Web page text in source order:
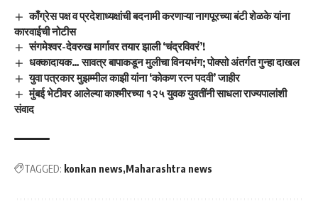
काँग्रेस पक्ष व प्रदेशाध्यक्षांची बदनामी करणाऱ्या नागपूरच्या बंटी शेळके यांना
कारवाईची नोटीस
संगमेश्वर-देवरुख मार्गावर तयार झाली ‘चंद्रविवरं’!
धक्कादायक… सावत्र बापाकडून मुलीचा विनयभंग; पोक्सो अंतर्गत गुन्हा दाखल
युवा पत्रकार मुझम्मील काझी यांना ‘कोकण रत्न पदवी’ जाहीर
मुंबई भेटीवर आलेल्या काश्मीरच्या १२५ युवक युवतींनी साधला राज्यपालांशी
संवाद
TAGGED: konkan news Maharashtra news